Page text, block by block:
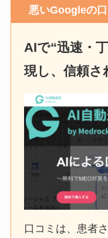
悪いGoogleの
AIで“迅速・
現し、信頼さ
口コミは、患者